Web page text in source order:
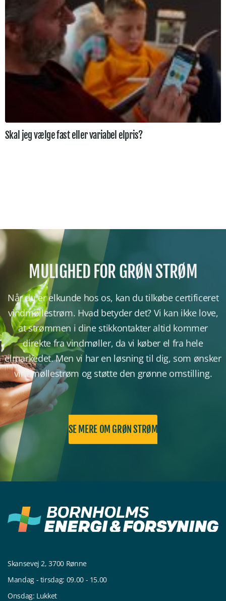
Skal jeg vælge fast eller variabel elpris?
MULIGHED FOR GRØN STRØM
Når du er elkunde hos os, kan du tilkøbe certificeret
vindmøllestrøm. Hvad betyder det? Vi kan ikke love,
at strømmen i dine stikkontakter altid kommer
direkte fra vindmøller, da vi køber el fra hele
elmarkedet. Men vi har en løsning til dig, som ønsker
vindmøllestrøm og støtte den grønne omstilling.
SE MERE OM GRØN STRØM
Skansevej 2, 3700 Rønne
Mandag - tirsdag: 09.00 - 15.00
Onsdag: Lukket